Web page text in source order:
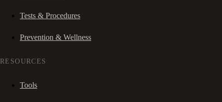
Tests & Procedures
Prevention & Wellness
RESOURCES
Tools